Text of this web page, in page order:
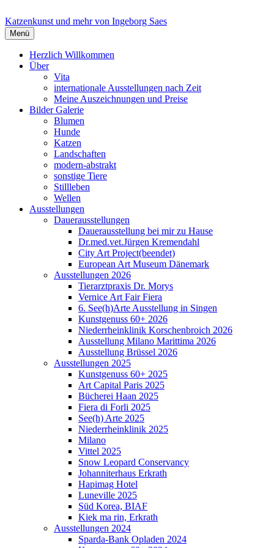
zum
Inhalt
Katzenkunst und mehr von Ingeborg Saes
Menü
Herzlich Willkommen
Über
Vita
internationale Ausstellungen nach Zeit
Meine Auszeichnungen und Preise
Bilder Galerie
Blumen
Hunde
Katzen
Landschaften
modern-abstrakt
sonstige Tiere
Stillleben
Wellen
Ausstellungen
Dauerausstellungen
Dauerausstellung bei mir zu Hause
Dr.med.vet.Jürgen Kremendahl
City Art Project(beendet)
European Art Museum Dänemark
Ausstellungen 2026
Tierarztpraxis Dr. Morys
Vernice Art Fair Fiera
6. See(h)Arte Ausstellung in Singen
Kunstgenuss 60+ 2026
Niederrheinklinik Korschenbroich 2026
Ausstellung Milano Marittima 2026
Ausstellung Brüssel 2026
Ausstellungen 2025
Kunstgenuss 60+ 2025
Art Capital Paris 2025
Bücherei Haan 2025
Fiera di Forli 2025
See(h) Arte 2025
Niederrheinklinik 2025
Milano
Vittel 2025
Snow Leopard Conservancy
Johanniterhaus Erkrath
Hapimag Hotel
Luneville 2025
Süd Korea, BIAF
Kiek ma rin, Erkrath
Ausstellungen 2024
Sparda-Bank Opladen 2024